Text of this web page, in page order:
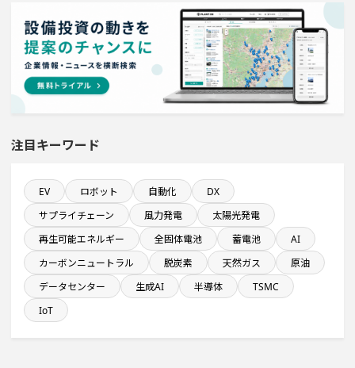
稼働から約5年経過プロジェクト
既に100億円以上の支払いが終了した設備新設計画
来月完成プロジェクト
年間設備投資額が100億円以上の企業一覧
直近3か月以内に稼働プロジェクト
年間研究開発費が100億円以上の企業一覧
従業員数が100人以上の企業一覧
自動車関連工場のプロジェクト
注目キーワード
EV ロボット 自動化
DX
サプライチェーン
風力発電
太陽光発電
再生可能エネルギー
全固体電池 蓄電池
AI
カーボンニュートラル
脱炭素 天然ガス
原油
データセンター
生成AI 半導体
TSMC
IoT